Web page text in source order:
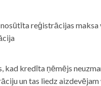
reģistrācijas
kad kredīta ņēmējs
un tas liedz